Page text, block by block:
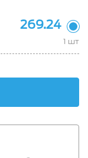
269.24
1 шт